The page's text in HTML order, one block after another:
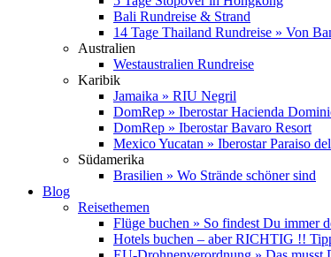
Bali Rundreise & Strand
14 Tage Thailand Rundreise » Von
Australien
Westaustralien Rundreise
Karibik
Jamaika » RIU Negril
DomRep » Iberostar Hacienda
DomRep » Iberostar Bavaro Resort
Mexico Yucatan » Iberostar Paraiso
Südamerika
Brasilien » Wo Strände schöner sind
Blog
Reisethemen
Flüge buchen » So findest Du immer
Hotels buchen – aber RICHTIG !!